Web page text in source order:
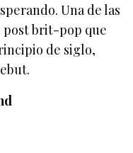
Una de las
post brit-pop que
de siglo,